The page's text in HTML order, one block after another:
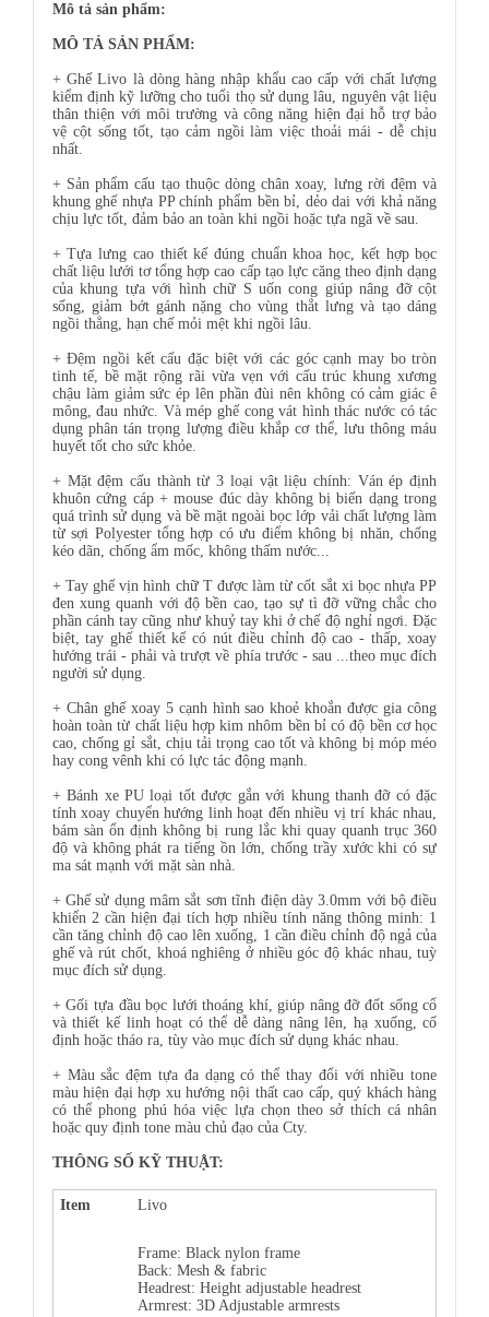
Mô tả sản phẩm:
MÔ TẢ SẢN PHẨM:
+ Ghế Livo là dòng hàng nhập khẩu cao cấp với chất lượng
kiểm định kỹ lưỡng cho tuổi thọ sử dụng lâu, nguyên vật liệu
thân thiện với môi trường và công năng hiện đại hỗ trợ bảo
vệ cột sống tốt, tạo cảm ngồi làm việc thoải mái - dễ chịu
nhất.
+ Sản phẩm cấu tạo thuộc dòng chân xoay, lưng rời đệm và
khung ghế nhựa PP chính phẩm bền bỉ, dẻo dai với khả năng
chịu lực tốt, đảm bảo an toàn khi ngồi hoặc tựa ngã về sau.
+ Tựa lưng cao thiết kế đúng chuẩn khoa học, kết hợp bọc
chất liệu lưới tơ tổng hợp cao cấp tạo lực căng theo định dạng
của khung tựa với hình chữ S uốn cong giúp nâng đỡ cột
sống, giảm bớt gánh nặng cho vùng thắt lưng và tạo dáng
ngồi thẳng, hạn chế mỏi mệt khi ngồi lâu.
+ Đệm ngồi kết cấu đặc biệt với các góc cạnh may bo tròn
tinh tế, bề mặt rộng rãi vừa vẹn với cấu trúc khung xương
chậu làm giảm sức ép lên phần đùi nên không có cảm giác ê
mông, đau nhức. Và mép ghế cong vát hình thác nước có tác
dụng phân tán trọng lượng điều khắp cơ thể, lưu thông máu
huyết tốt cho sức khỏe.
+ Mặt đệm cấu thành từ 3 loại vật liệu chính: Ván ép định
khuôn cứng cáp + mouse đúc dày không bị biến dạng trong
quá trình sử dụng và bề mặt ngoài bọc lớp vải chất lượng làm
từ sợi Polyester tổng hợp có ưu điểm không bị nhăn, chống
kéo dãn, chống ẩm mốc, không thấm nước...
+ Tay ghế vịn hình chữ T được làm từ cốt sắt xi bọc nhựa PP
đen xung quanh với độ bền cao, tạo sự tì đỡ vững chắc cho
phần cánh tay cũng như khuỷ tay khi ở chế độ nghỉ ngơi. Đặc
biệt, tay ghế thiết kế có nút điều chỉnh độ cao - thấp, xoay
hướng trái - phải và trượt về phía trước - sau ...theo mục đích
người sử dụng.
+ Chân ghế xoay 5 cạnh hình sao khoẻ khoắn được gia công
hoàn toàn từ chất liệu hợp kim nhôm bền bỉ có độ bền cơ học
cao, chống gỉ sắt, chịu tải trọng cao tốt và không bị móp méo
hay cong vênh khi có lực tác động mạnh.
+ Bánh xe PU loại tốt được gắn với khung thanh đỡ có đặc
tính xoay chuyển hướng linh hoạt đến nhiều vị trí khác nhau,
bám sàn ổn định không bị rung lắc khi quay quanh trục 360
độ và không phát ra tiếng ồn lớn, chống trầy xước khi có sự
ma sát mạnh với mặt sàn nhà.
+ Ghế sử dụng mâm sắt sơn tĩnh điện dày 3.0mm với bộ điều
khiển 2 cần hiện đại tích hợp nhiều tính năng thông minh: 1
cần tăng chỉnh độ cao lên xuống, 1 cần điều chỉnh độ ngả của
ghế và rút chốt, khoá nghiêng ở nhiều góc độ khác nhau, tuỳ
mục đích sử dụng.
+ Gối tựa đầu bọc lưới thoáng khí, giúp nâng đỡ đốt sống cổ
và thiết kế linh hoạt có thể dễ dàng nâng lên, hạ xuống, cố
định hoặc tháo ra, tùy vào mục đích sử dụng khác nhau.
+ Màu sắc đệm tựa đa dạng có thể thay đổi với nhiều tone
màu hiện đại hợp xu hướng nội thất cao cấp, quý khách hàng
có thể phong phú hóa việc lựa chọn theo sở thích cá nhân
hoặc quy định tone màu chủ đạo của Cty.
THÔNG SỐ KỸ THUẬT:
Item Livo
Frame: Black nylon frame
Back: Mesh & fabric
Headrest: Height adjustable headrest
Armrest: 3D Adjustable armrests